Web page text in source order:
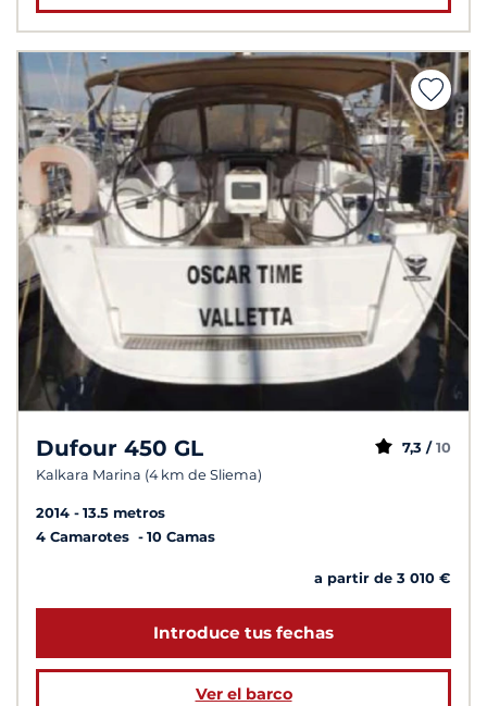
Dufour 450 GL
Kalkara Marina (4 km de Sliema)
7,3 / 10
2014
13.5 metros
4 Camarotes
10 Camas
a partir de 3 010 €
Introduce tus fechas
Ver el barco